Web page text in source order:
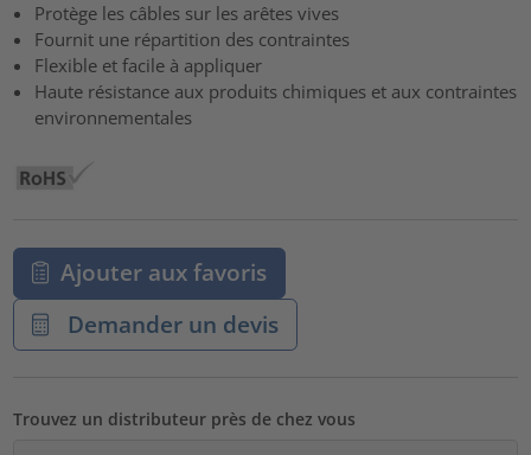
Protège les câbles sur les arêtes vives
Fournit une répartition des contraintes
Flexible et facile à appliquer
Haute résistance aux produits chimiques et aux contraintes
environnementales
Ajouter aux favoris
Demander un devis
Trouvez un distributeur près de chez vous